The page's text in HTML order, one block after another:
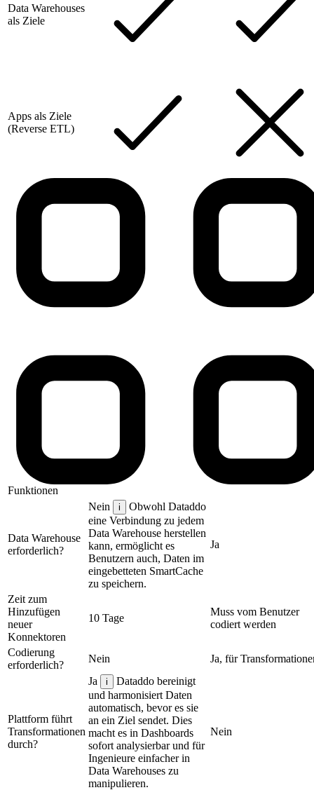
Data Warehouses
als Ziele
Apps als Ziele
(Reverse ETL)
Funktionen
Data Warehouse
erforderlich?
Nein i
Obwohl Dataddo
eine Verbindung zu jedem
Data Warehouse herstellen
kann, ermöglicht es
Benutzern auch, Daten im
eingebetteten SmartCache
zu speichern.
Ja
Zeit zum
Hinzufügen
neuer
Konnektoren
10 Tage
Muss vom Benutzer
codiert werden
Codierung
erforderlich?
Nein Ja, für
Plattform führt
Transformationen
durch?
Ja i
Dataddo bereinigt
und harmonisiert Daten
automatisch, bevor es sie
an ein Ziel sendet. Dies
macht es in Dashboards
sofort analysierbar und für
Ingenieure einfacher in
Data Warehouses zu
manipulieren.
Nein